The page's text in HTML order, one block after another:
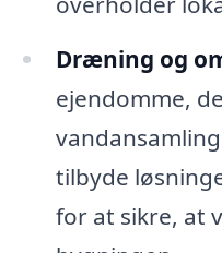
Dræning og
ejendomme,
tilbyde
for at sikre, at